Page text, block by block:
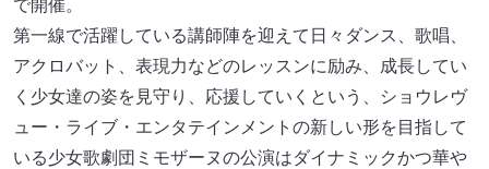
で開催。
第一線で活躍している講師陣を迎えて日々ダンス、歌唱、
アクロバット、表現力などのレッスンに励み、成長してい
く少女達の姿を見守り、応援していくという、ショウレヴ
ュー・ライブ・エンタテインメントの新しい形を目指して
いる少女歌劇団ミモザーヌの公演はダイナミックかつ華や